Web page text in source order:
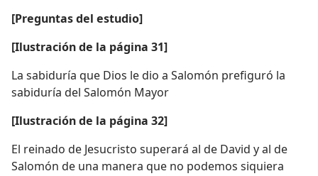
[Preguntas del estudio]
[Ilustración de la página 31]
La sabiduría que Dios le dio a Salomón prefiguró la
sabiduría del Salomón Mayor
[Ilustración de la página 32]
El reinado de Jesucristo superará al de David y al de
Salomón de una manera que no podemos siquiera